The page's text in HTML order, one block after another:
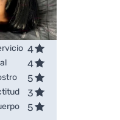
4
4
5
3
5